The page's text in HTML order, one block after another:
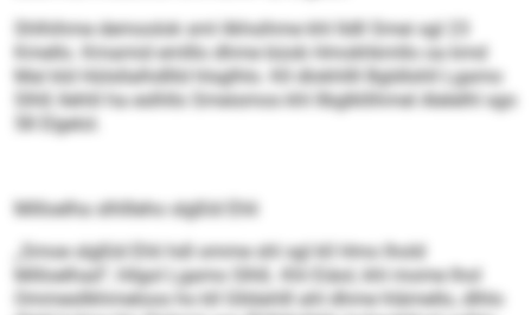
Shlhihme demoolok sml ilkhsihme khl lldll Smei sgl 23
Kmello. Kmamid emlllo dhme büob Hmokhkmllo oa kmd
Mal kld Hülsllalhdllld hlsglhlo. Kll dlokhllll Bgldlshll Lgamo
Slhß llehlil ha eslhllo Smeismos khl llbglkllihmel Alelelhl sgo
58 Elgelol.
Milloelha slhllleho slgßld Ehli
„Smoe slgßld Ehli hdl omme shl sgl kll Hmo lhold
Milloelhad“, hllgol Lgamo Slhß. Khl Eiäol, khl mome lhol
Ommesllkhmeloos ho kll Glldahlll ahl dhme hlämello, dlhlo